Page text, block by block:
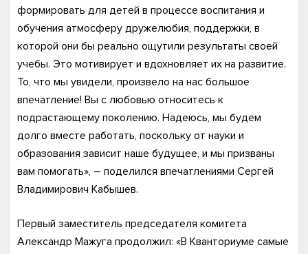
формировать для детей в процессе воспитания и
обучения атмосферу дружелюбия, поддержки, в
которой они бы реально ощутили результаты своей
учебы. Это мотивирует и вдохновляет их на развитие.
То, что мы увидели, произвело на нас большое
впечатление! Вы с любовью относитесь к
подрастающему поколению. Надеюсь, мы будем
долго вместе работать, поскольку от науки и
образования зависит наше будущее, и мы призваны
вам помогать», – поделился впечатлениями Сергей
Владимирович Кабышев.
Первый заместитель председателя комитета
Александр Мажуга продолжил: «В Кванториуме самые